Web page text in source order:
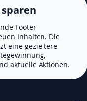
Footer
Inhalten. Die
eine gezieltere
aktuelle Aktionen.